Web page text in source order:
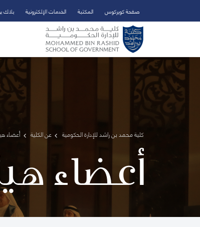
تخطي إلى المحتوى الرئيسي
فتح قائمة الوصول
صفحة كويركوس المكتبة الخدمات الإلكترونية بلاك
كلية محمد بن راشد للإدارة الحكومية عن الكلية أعضاء
أعضاء